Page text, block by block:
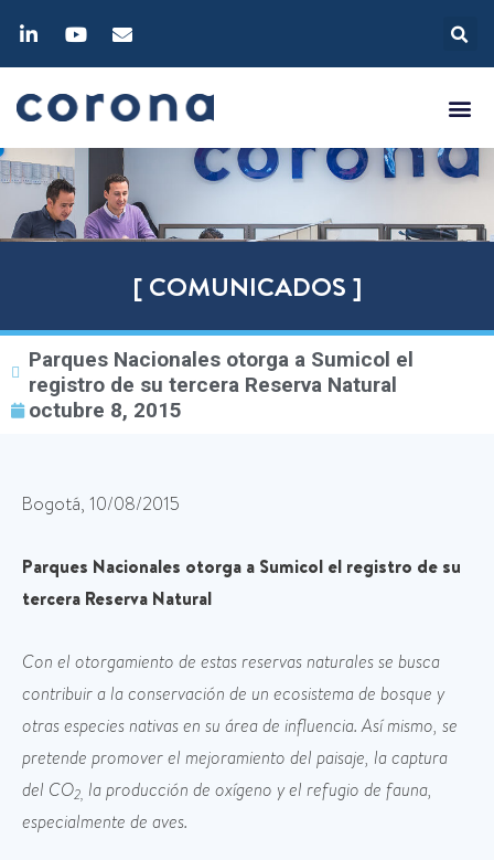
[ COMUNICADOS ]
Parques Nacionales otorga a Sumicol el
registro de su tercera Reserva Natural
octubre 8, 2015
Bogotá, 10/08/2015
Parques Nacionales otorga a Sumicol el registro de su
tercera Reserva Natural
Con el otorgamiento de estas reservas naturales se busca
contribuir a la conservación de un ecosistema de bosque y
otras especies nativas en su área de influencia. Así mismo, se
pretende promover el mejoramiento del paisaje, la captura
del CO2, la producción de oxígeno y el refugio de fauna,
especialmente de aves.